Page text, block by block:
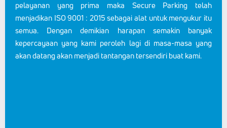
pelayanan yang prima maka Secure Parking telah
menjadikan ISO 9001 : 2015 sebagai alat untuk mengukur itu
semua. Dengan demikian harapan semakin banyak
kepercayaan yang kami peroleh lagi di masa-masa yang
akan datang akan menjadi tantangan tersendiri buat kami.